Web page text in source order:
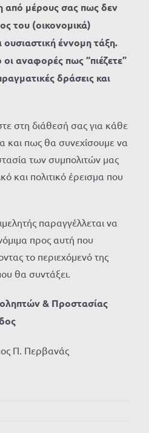
από μέρους σας πως δεν
του (οικονομικά)
έννομη τάξη.
αναφορές πως “πιέζετε”
δράσεις και
στη διάθεσή σας για κάθε
και πως θα συνεχίσουμε να
των συμπολιτών μας
και πολιτικό έρεισμα που
παραγγέλλεται να
προς αυτή που
το περιεχόμενό της
θα συντάξει.
& Προστασίας
Π. Περβανάς